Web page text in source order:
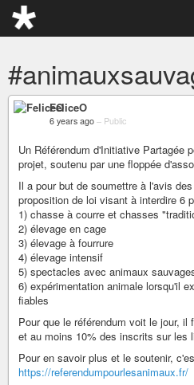
FeliceO
6 years ago – Public
Un Référendum d'Initiative Partagée
projet, soutenu par une floppée
Il a pour but de soumettre à l'avis
proposition de loi visant à interdire 6
1) chasse à courre et chasses
2) élevage en cage
3) élevage à fourrure
4) élevage intensif
5) spectacles avec animaux
6) expérimentation animale lorsqu'il
fiables
Pour que le référendum voit le jour, il
et au moins 10% des inscrits sur les
Pour en savoir plus et le soutenir,
https://referendumpourlesanimaux.fr/